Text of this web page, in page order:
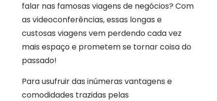
falar nas famosas viagens de negócios? Com
as videoconferências, essas longas e
custosas viagens vem perdendo cada vez
mais espaço e prometem se tornar coisa do
passado!
Para usufruir das inúmeras vantagens e
comodidades trazidas pelas